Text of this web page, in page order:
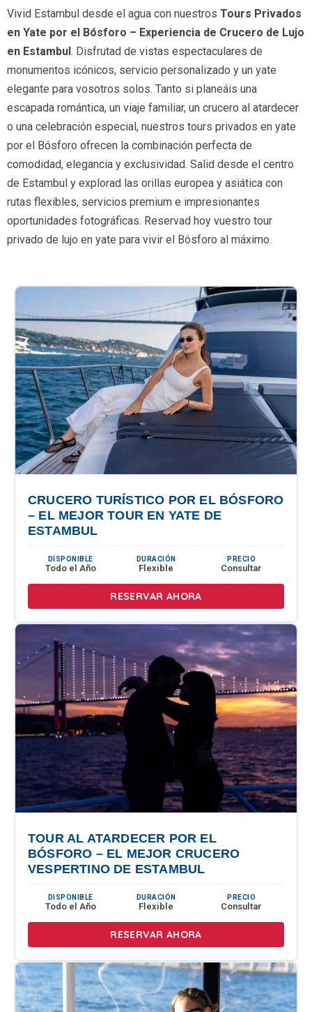
Vivid Estambul desde el agua con nuestros Tours Privados
en Yate por el Bósforo – Experiencia de Crucero de Lujo
en Estambul. Disfrutad de vistas espectaculares de
monumentos icónicos, servicio personalizado y un yate
elegante para vosotros solos. Tanto si planeáis una
escapada romántica, un viaje familiar, un crucero al atardecer
o una celebración especial, nuestros tours privados en yate
por el Bósforo ofrecen la combinación perfecta de
comodidad, elegancia y exclusividad. Salid desde el centro
de Estambul y explorad las orillas europea y asiática con
rutas flexibles, servicios premium e impresionantes
oportunidades fotográficas. Reservad hoy vuestro tour
privado de lujo en yate para vivir el Bósforo al máximo.
CRUCERO TURÍSTICO POR EL BÓSFORO
– EL MEJOR TOUR EN YATE DE
ESTAMBUL
DISPONIBLE
Todo el Año
DURACIÓN
Flexible
PRECIO
Consultar
RESERVAR AHORA
TOUR AL ATARDECER POR EL
BÓSFORO – EL MEJOR CRUCERO
VESPERTINO DE ESTAMBUL
DISPONIBLE
Todo el Año
DURACIÓN
Flexible
PRECIO
Consultar
RESERVAR AHORA